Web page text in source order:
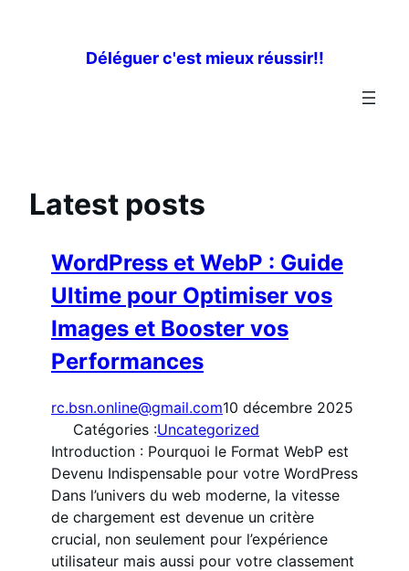
Déléguer c'est mieux réussir!!
Latest posts
WordPress et WebP : Guide
Ultime pour Optimiser vos
Images et Booster vos
Performances
rc.bsn.online@gmail.com10 décembre 2025
Catégories :Uncategorized
Introduction : Pourquoi le Format WebP est
Devenu Indispensable pour votre WordPress
Dans l’univers du web moderne, la vitesse
de chargement est devenue un critère
crucial, non seulement pour l’expérience
utilisateur mais aussi pour votre classement